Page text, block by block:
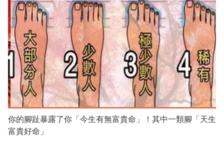
你的腳趾暴露了你「今生有無富貴命」！其中一類腳「天生
富貴好命」